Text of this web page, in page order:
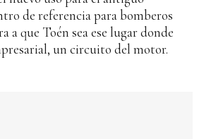
de referencia para bomberos
a que Toén sea ese lugar donde
un circuito del motor.